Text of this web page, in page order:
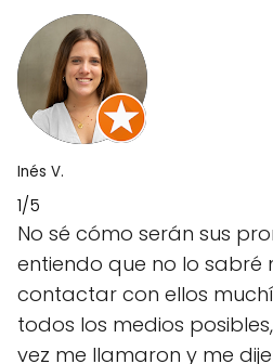
Inés V.
1/5
No sé cómo serán sus
entiendo que no lo sabré
contactar con ellos
todos los medios
vez me llamaron y me